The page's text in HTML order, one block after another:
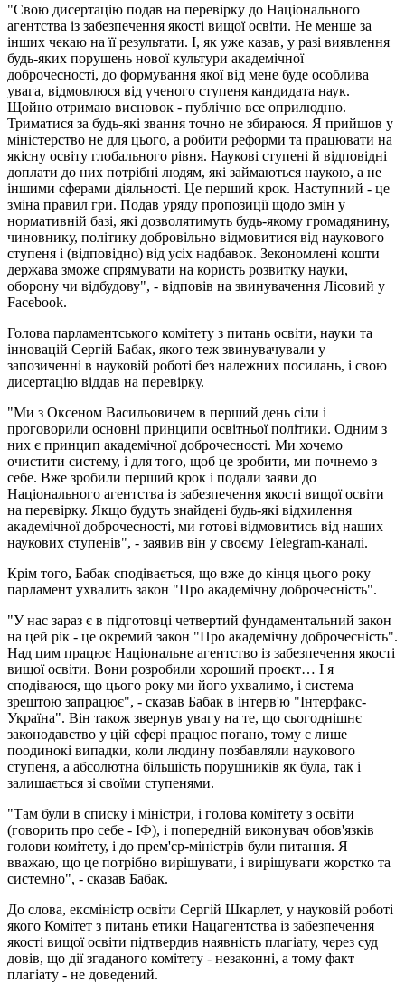
"Свою дисертацію подав на перевірку до Національного
агентства із забезпечення якості вищої освіти. Не менше за
інших чекаю на її результати. І, як уже казав, у разі виявлення
будь-яких порушень нової культури академічної
доброчесності, до формування якої від мене буде особлива
увага, відмовлюся від ученого ступеня кандидата наук.
Щойно отримаю висновок - публічно все оприлюдню.
Триматися за будь-які звання точно не збираюся. Я прийшов у
міністерство не для цього, а робити реформи та працювати на
якісну освіту глобального рівня. Наукові ступені й відповідні
доплати до них потрібні людям, які займаються наукою, а не
іншими сферами діяльності. Це перший крок. Наступний - це
зміна правил гри. Подав уряду пропозиції щодо змін у
нормативній базі, які дозволятимуть будь-якому громадянину,
чиновнику, політику добровільно відмовитися від наукового
ступеня і (відповідно) від усіх надбавок. Зекономлені кошти
держава зможе спрямувати на користь розвитку науки,
оборону чи відбудову", - відповів на звинувачення Лісовий у
Facebook.
Голова парламентського комітету з питань освіти, науки та
інновацій Сергій Бабак, якого теж звинувачували у
запозиченні в науковій роботі без належних посилань, і свою
дисертацію віддав на перевірку.
"Ми з Оксеном Васильовичем в перший день сіли і
проговорили основні принципи освітньої політики. Одним з
них є принцип академічної доброчесності. Ми хочемо
очистити систему, і для того, щоб це зробити, ми почнемо з
себе. Вже зробили перший крок і подали заяви до
Національного агентства із забезпечення якості вищої освіти
на перевірку. Якщо будуть знайдені будь-які відхилення
академічної доброчесності, ми готові відмовитись від наших
наукових ступенів", - заявив він у своєму Telegram-каналі.
Крім того, Бабак сподівається, що вже до кінця цього року
парламент ухвалить закон "Про академічну доброчесність".
"У нас зараз є в підготовці четвертий фундаментальний закон
на цей рік - це окремий закон "Про академічну доброчесність".
Над цим працює Національне агентство із забезпечення якості
вищої освіти. Вони розробили хороший проєкт… І я
сподіваюся, що цього року ми його ухвалимо, і система
зрештою запрацює", - сказав Бабак в інтерв'ю "Інтерфакс-
Україна". Він також звернув увагу на те, що сьогоднішнє
законодавство у цій сфері працює погано, тому є лише
поодинокі випадки, коли людину позбавляли наукового
ступеня, а абсолютна більшість порушників як була, так і
залишається зі своїми ступенями.
"Там були в списку і міністри, і голова комітету з освіти
(говорить про себе - ІФ), і попередній виконувач обов'язків
голови комітету, і до прем'єр-міністрів були питання. Я
вважаю, що це потрібно вирішувати, і вирішувати жорстко та
системно", - сказав Бабак.
До слова, ексміністр освіти Сергій Шкарлет, у науковій роботі
якого Комітет з питань етики Нацагентства із забезпечення
якості вищої освіти підтвердив наявність плагіату, через суд
довів, що дії згаданого комітету - незаконні, а тому факт
плагіату - не доведений.